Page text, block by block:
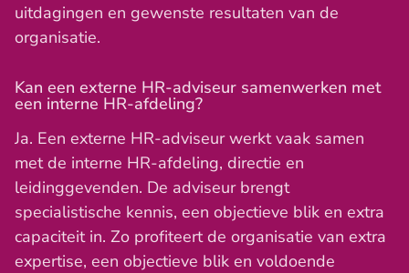
uitdagingen en gewenste resultaten van de
organisatie.
Kan een externe HR-adviseur samenwerken met
een interne HR-afdeling?
Ja. Een externe HR-adviseur werkt vaak samen
met de interne HR-afdeling, directie en
leidinggevenden. De adviseur brengt
specialistische kennis, een objectieve blik en extra
capaciteit in. Zo profiteert de organisatie van extra
expertise, een objectieve blik en voldoende